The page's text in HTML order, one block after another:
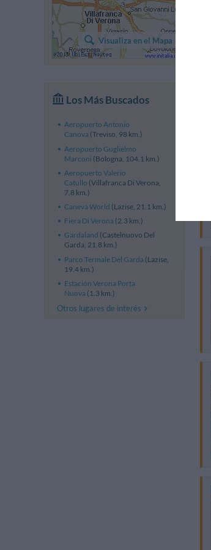
Visualiza en el Mapa
Los Más Buscados
Aeropuerto Antonio
Canova (Treviso, 98 km.)
Aeropuerto Guglielmo
Marconi (Bologna, 104.1 km.)
Aeropuerto Valerio
Catullo (Villafranca Di Verona,
7.8 km.)
Caneva World (Lazise, 21.1 km.)
Fiera Di Verona (2.3 km.)
Gardaland (Castelnuovo Del
Garda, 21.8 km.)
Parco Termale Del Garda (Lazise,
19.4 km.)
Estación Verona Porta
Nuova (1.3 km.)
Otros lugares de interés